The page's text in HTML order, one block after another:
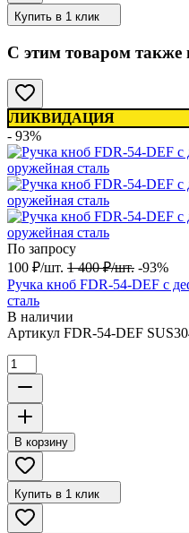
Купить в 1 клик
С этим товаром также
ЛИКВИДАЦИЯ
- 93%
По запросу
100 ₽/шт. 1 400 ₽/шт. -93%
Ручка кноб FDR-54-DEF с
сталь
В наличии
Артикул FDR-54-DEF
В корзину
Купить в 1 клик